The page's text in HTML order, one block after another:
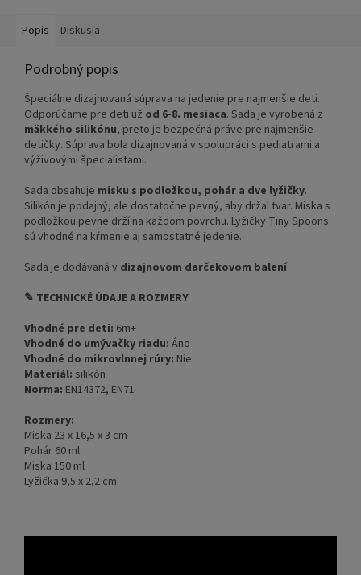
Popis Diskusia
Podrobný popis
Špeciálne dizajnovaná súprava na jedenie pre najmenšie deti.
Odporúčame pre deti už od 6-8. mesiaca. Sada je vyrobená z
mäkkého silikónu, preto je bezpečná práve pre najmenšie
detičky. Súprava bola dizajnovaná v spolupráci s pediatrami a
výživovými špecialistami.
Sada obsahuje misku s podložkou, pohár a dve lyžičky.
Silikón je podajný, ale dostatočne pevný, aby držal tvar. Miska s
podložkou pevne drží na každom povrchu. Lyžičky Tiny Spoons
sú vhodné na kŕmenie aj samostatné jedenie.
Sada je dodávaná v dizajnovom darčekovom balení.
✎ TECHNICKÉ ÚDAJE A ROZMERY
Vhodné pre deti: 6m+
Vhodné do umývačky riadu: Áno
Vhodné do mikrovlnnej rúry: Nie
Materiál: silikón
Norma: EN14372, EN71
Rozmery:
Miska 23 x 16,5 x 3 cm
Pohár 60 ml
Miska 150 ml
Lyžička 9,5 x 2,2 cm